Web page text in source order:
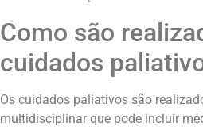
Como são
cuidados
Os cuidados paliativos são
multidisciplinar que pode incluir